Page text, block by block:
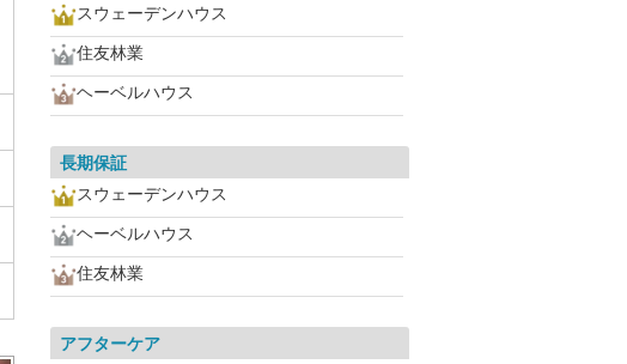
スウェーデンハウス
住友林業
ヘーベルハウス
長期保証
スウェーデンハウス
ヘーベルハウス
住友林業
アフターケア